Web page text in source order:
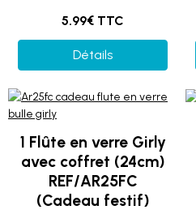
5.99€ TTC
Détails
1 Flûte en verre Girly
avec coffret (24cm)
REF/AR25FC
(Cadeau festif)